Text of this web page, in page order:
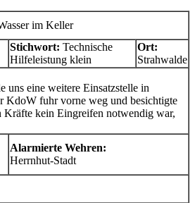
im Keller
Stichwort: Technische
Hilfeleistung klein
Ort:
Strahwalde
uns eine weitere Einsatzstelle in
KdoW fuhr vorne weg und besichtigte
Kräfte kein Eingreifen notwendig war,
Alarmierte Wehren:
Herrnhut-Stadt